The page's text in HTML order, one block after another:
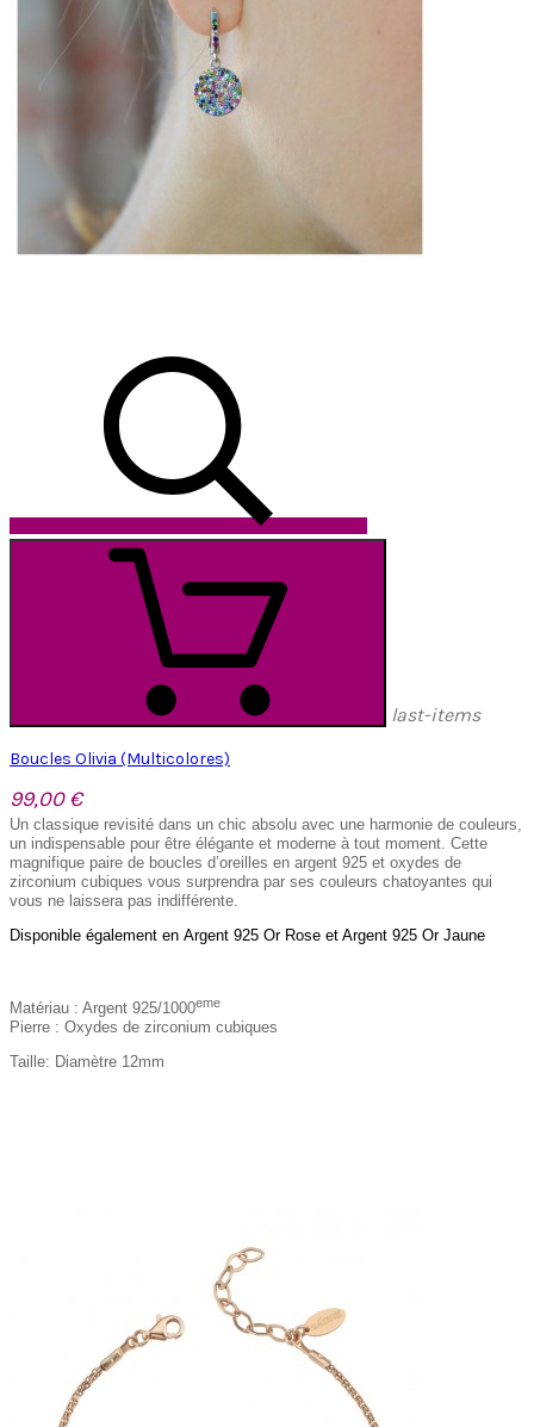
last-items
Boucles Olivia (Multicolores)
99,00 €
Un classique revisité dans un chic absolu avec une harmonie de couleurs,
un indispensable pour être élégante et moderne à tout moment. Cette
magnifique paire de boucles d’oreilles en argent 925 et oxydes de
zirconium cubiques vous surprendra par ses couleurs chatoyantes qui
vous ne laissera pas indifférente.
Disponible également en Argent 925 Or Rose et Argent 925 Or Jaune
Matériau : Argent 925/1000eme
Pierre : Oxydes de zirconium cubiques
Taille: Diamètre 12mm